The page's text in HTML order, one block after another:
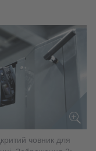
човник для